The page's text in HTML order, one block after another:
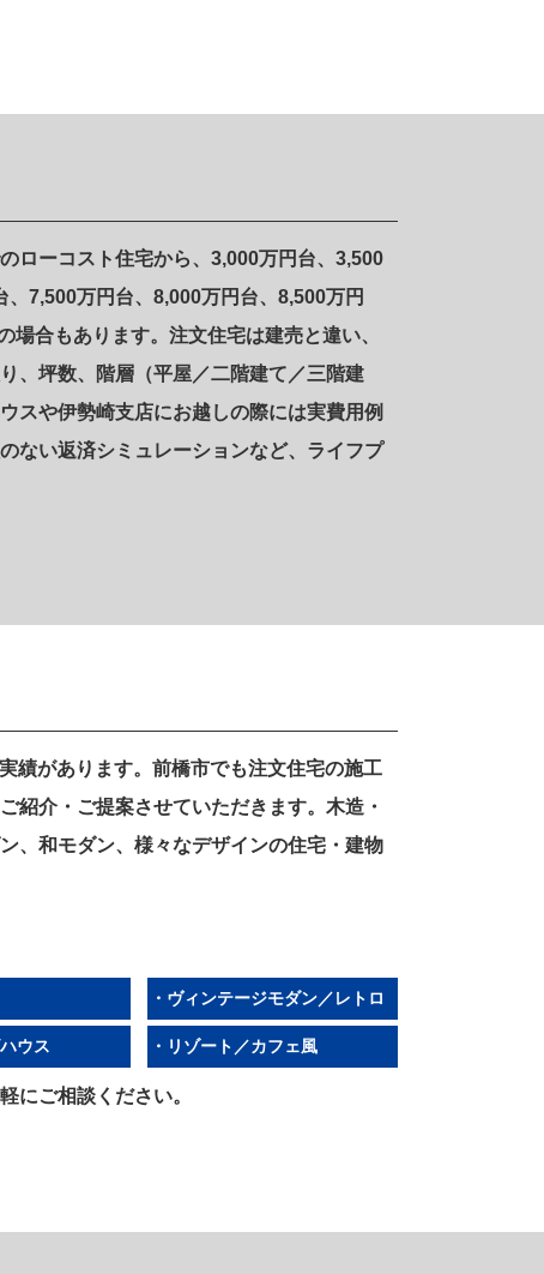
ローコスト住宅から、3,000万円台、3,500
7,500万円台、8,000万円台、8,500万円
合もあります。注文住宅は建売と違い、
、坪数、階層（平屋／二階建て／三階建
スや伊勢崎支店にお越しの際には実費用例
ない返済シミュレーションなど、ライフプ
績があります。前橋市でも注文住宅の施工
紹介・ご提案させていただきます。木造・
、和モダン、様々なデザインの住宅・建物
・ヴィンテージモダン／レトロ
ウス ・リゾート／カフェ風
にご相談ください。